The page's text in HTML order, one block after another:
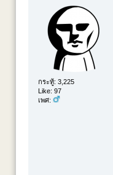
กระทู้: 3,225
Like: 97
เพศ: